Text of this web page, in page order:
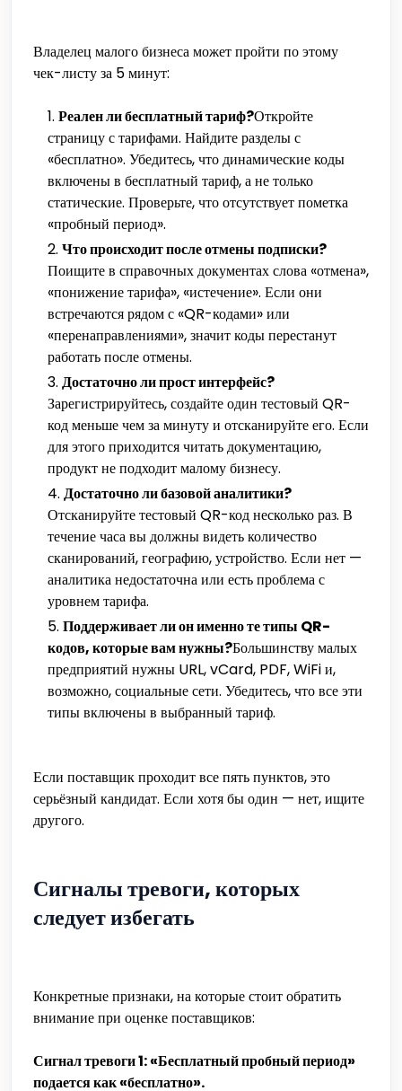
Владелец малого бизнеса может пройти по этому
чек-листу за 5 минут:
Реален ли бесплатный тариф?Откройте
страницу с тарифами. Найдите разделы с
«бесплатно». Убедитесь, что динамические коды
включены в бесплатный тариф, а не только
статические. Проверьте, что отсутствует пометка
«пробный период».
Что происходит после отмены подписки?
Поищите в справочных документах слова «отмена»,
«понижение тарифа», «истечение». Если они
встречаются рядом с «QR-кодами» или
«перенаправлениями», значит коды перестанут
работать после отмены.
Достаточно ли прост интерфейс?
Зарегистрируйтесь, создайте один тестовый QR-
код меньше чем за минуту и отсканируйте его. Если
для этого приходится читать документацию,
продукт не подходит малому бизнесу.
Достаточно ли базовой аналитики?
Отсканируйте тестовый QR-код несколько раз. В
течение часа вы должны видеть количество
сканирований, географию, устройство. Если нет —
аналитика недостаточна или есть проблема с
уровнем тарифа.
Поддерживает ли он именно те типы QR-
кодов, которые вам нужны?Большинству малых
предприятий нужны URL, vCard, PDF, WiFi и,
возможно, социальные сети. Убедитесь, что все эти
типы включены в выбранный тариф.
Если поставщик проходит все пять пунктов, это
серьёзный кандидат. Если хотя бы один — нет, ищите
другого.
Сигналы тревоги, которых
следует избегать
Конкретные признаки, на которые стоит обратить
внимание при оценке поставщиков:
Сигнал тревоги 1: «Бесплатный пробный период»
подается как «бесплатно».